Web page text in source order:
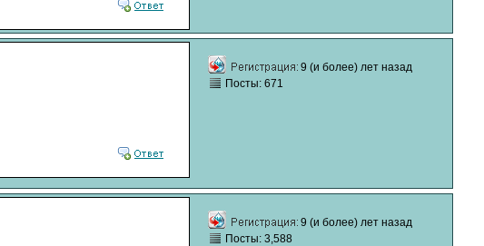
9 (и более) лет назад
Посты: 671
9 (и более) лет назад
Посты: 3,588